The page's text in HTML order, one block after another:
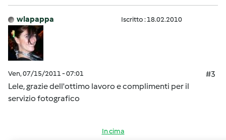
wlapappa Iscritto : 18.02.2010
Ven, 07/15/2011 - 07:01
#3
Lele, grazie dell'ottimo lavoro e complimenti per il
servizio fotografico
In cima